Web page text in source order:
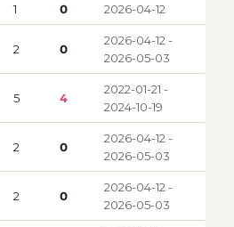
1 0 2026-04-12
2 0
2026-04-12 -
2026-05-03
5 4
2022-01-21 -
2024-10-19
2 0
2026-04-12 -
2026-05-03
2 0
2026-04-12 -
2026-05-03